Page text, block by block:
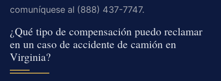
comuníquese al (888) 437-7747.
¿Qué tipo de compensación puedo reclamar
en un caso de accidente de camión en
Virginia?